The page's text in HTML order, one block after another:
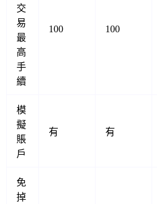
交
易
最
高
手
續
100 100
模
擬
賬
戶
有 有
免
掉